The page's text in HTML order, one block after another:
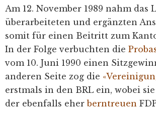
Am 12. November 1989 nahm
überarbeiteten und ergänzten
somit für einen Beitritt zum
In der Folge verbuchten die
vom 10. Juni 1990 einen
anderen Seite zog die
erstmals in den BRL ein, wobei
der ebenfalls eherberntreuen